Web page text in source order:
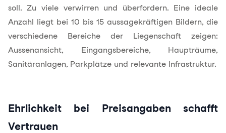
soll. Zu viele verwirren und überfordern. Eine ideale
Anzahl liegt bei 10 bis 15 aussagekräftigen Bildern, die
verschiedene Bereiche der Liegenschaft zeigen:
Aussenansicht, Eingangsbereiche, Haupträume,
Sanitäranlagen, Parkplätze und relevante Infrastruktur.
Ehrlichkeit bei Preisangaben schafft
Vertrauen